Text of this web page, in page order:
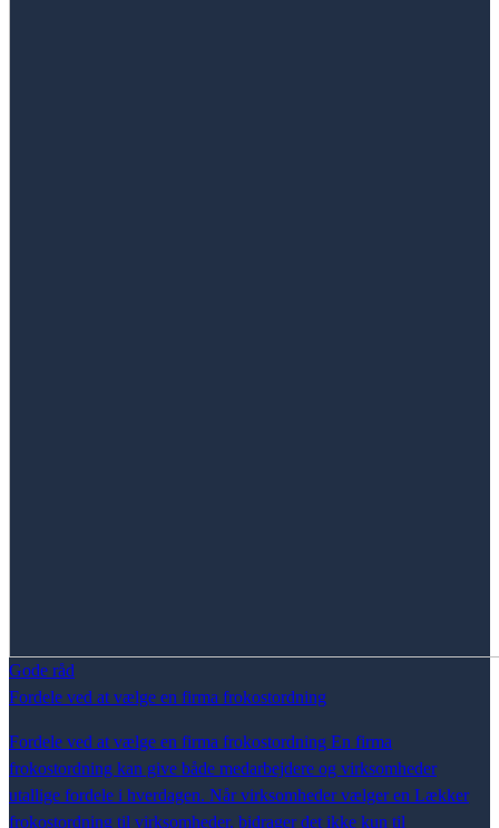
Gode råd
Fordele ved at vælge en firma frokostordning
Fordele ved at vælge en firma frokostordning En firma
frokostordning kan give både medarbejdere og virksomheder
utallige fordele i hverdagen. Når virksomheder vælger en Lækker
frokostordning til virksomheder, bidrager det ikke kun til